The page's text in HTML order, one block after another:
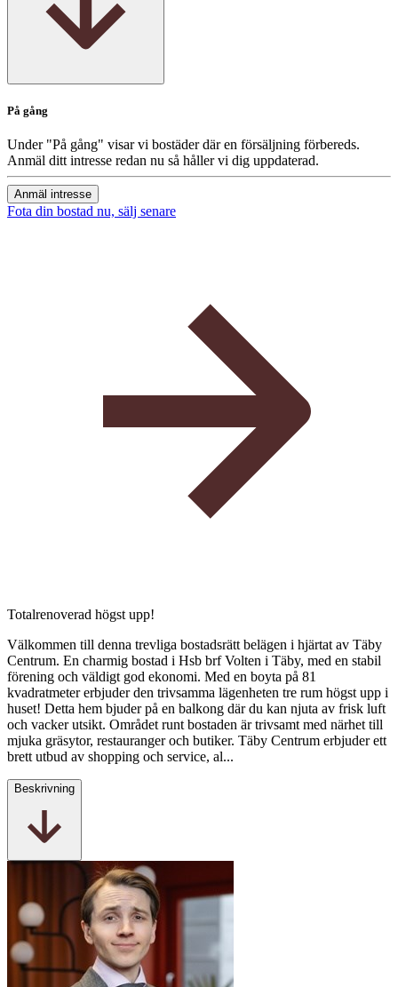
På gång
Under "På gång" visar vi bostäder där en försäljning förbereds.
Anmäl ditt intresse redan nu så håller vi dig uppdaterad.
Anmäl intresse
Fota din bostad nu, sälj senare
Totalrenoverad högst upp!
Välkommen till denna trevliga bostadsrätt belägen i hjärtat av Täby
Centrum. En charmig bostad i Hsb brf Volten i Täby, med en stabil
förening och väldigt god ekonomi. Med en boyta på 81
kvadratmeter erbjuder den trivsamma lägenheten tre rum högst upp i
huset! Detta hem bjuder på en balkong där du kan njuta av frisk luft
och vacker utsikt. Området runt bostaden är trivsamt med närhet till
mjuka gräsytor, restauranger och butiker. Täby Centrum erbjuder ett
brett utbud av shopping och service, al...
Beskrivning